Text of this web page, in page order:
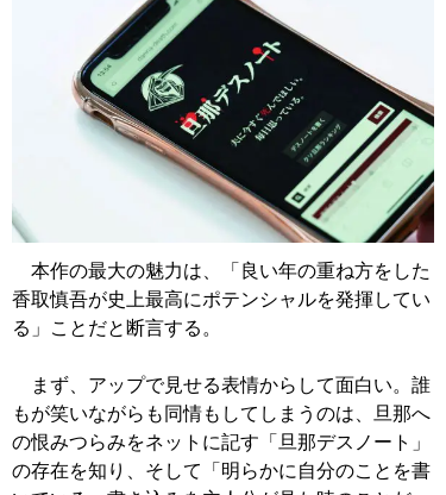
本作の最大の魅力は、「良い年の重ね方をした
香取慎吾が史上最高にポテンシャルを発揮してい
る」ことだと断言する。
まず、アップで見せる表情からして面白い。誰
もが笑いながらも同情もしてしまうのは、旦那へ
の恨みつらみをネットに記す「旦那デスノート」
の存在を知り、そして「明らかに自分のことを書